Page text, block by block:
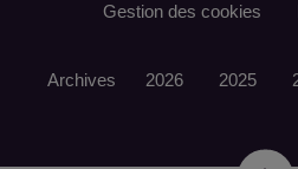
Gestion des cookies
Archives 2026 2025